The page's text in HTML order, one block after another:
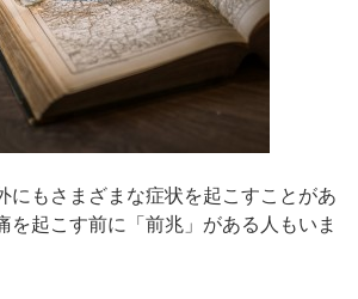
にもさまざまな症状を起こすことがあ
を起こす前に「前兆」がある人もいま